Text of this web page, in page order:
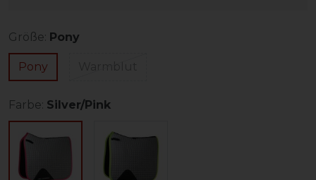
Größe: Pony
Pony
Farbe: Silver/Pink